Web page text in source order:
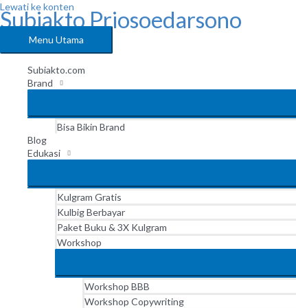
Lewati ke konten
Subiakto Priosoedarsono
Menu Utama
Subiakto.com
Brand
Bisa Bikin Brand
Blog
Edukasi
Kulgram Gratis
Kulbig Berbayar
Paket Buku & 3X Kulgram
Workshop
Workshop BBB
Workshop Copywriting